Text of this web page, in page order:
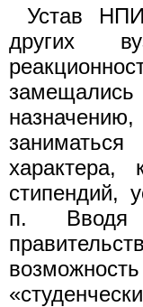
Устав
других
стипендий,
п. Вводя